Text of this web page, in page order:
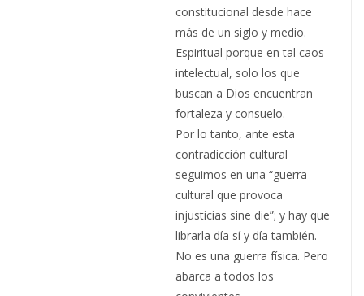
constitucional desde hace
más de un siglo y medio.
Espiritual porque en tal caos
intelectual, solo los que
buscan a Dios encuentran
fortaleza y consuelo.
Por lo tanto, ante esta
contradicción cultural
seguimos en una “guerra
cultural que provoca
injusticias sine die”; y hay que
librarla día sí y día también.
No es una guerra física. Pero
abarca a todos los